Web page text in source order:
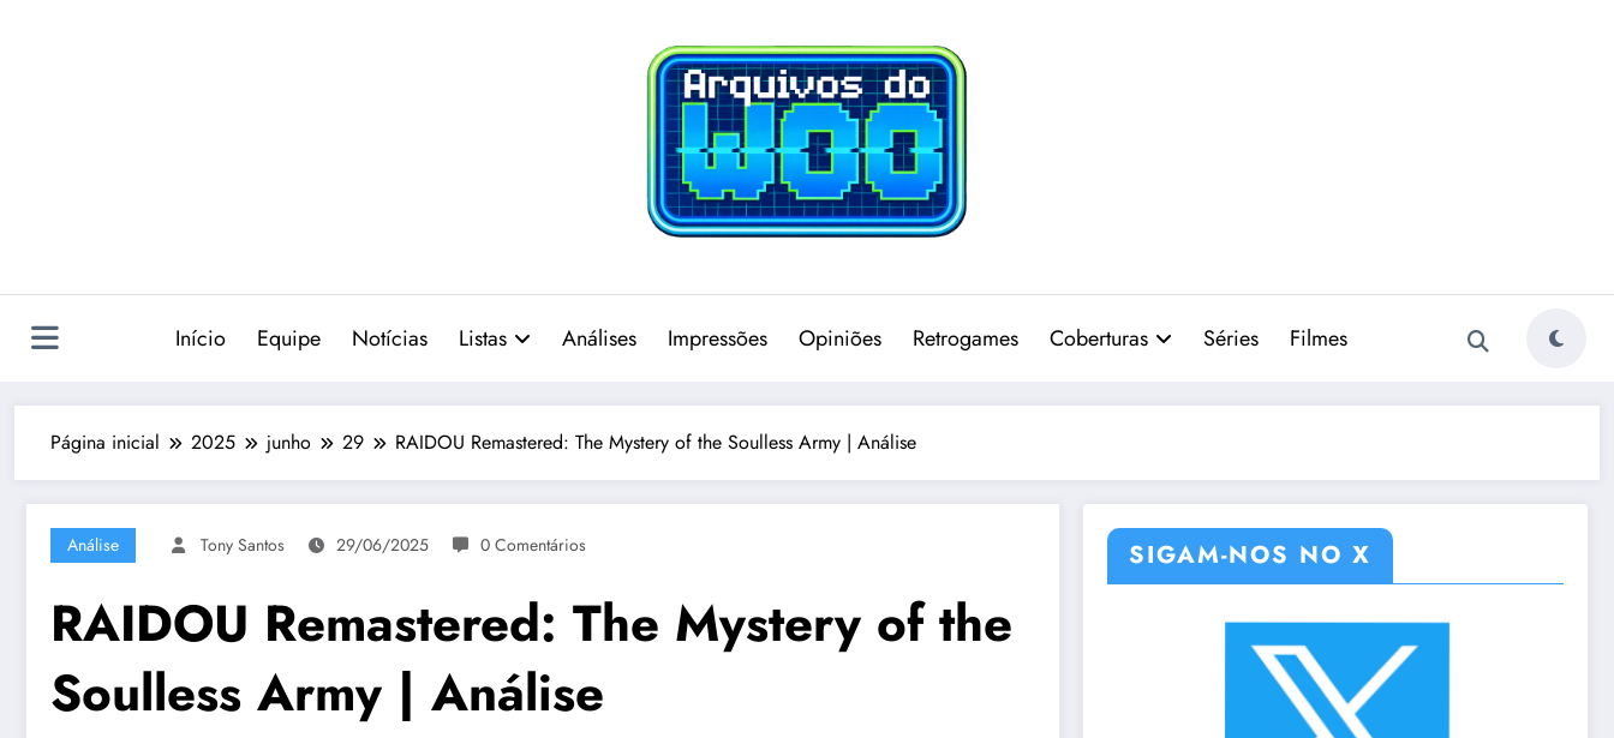
Início Equipe Notícias Listas Análises Impressões Opiniões Retrogames Coberturas Séries Filmes
Página inicial 2025 junho 29 RAIDOU Remastered: The Mystery of the Soulless Army | Análise
Análise Tony Santos 29/06/2025 0 Comentários
RAIDOU Remastered: The Mystery of the
Soulless Army | Análise
SIGAM-NOS NO X